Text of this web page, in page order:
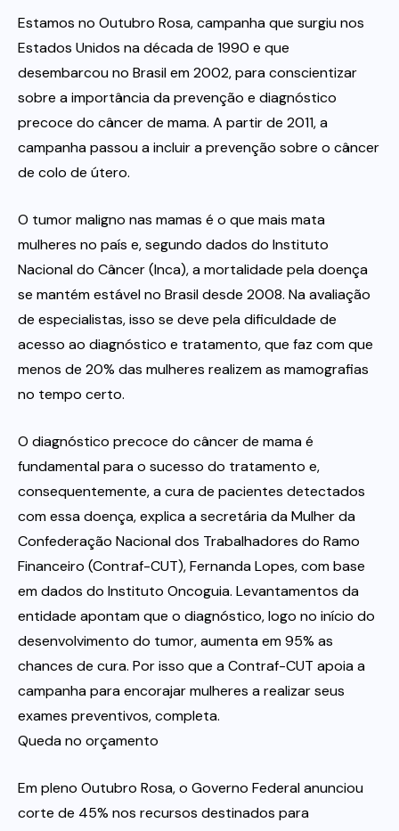
Itau
Financeiras e Cooperativas
Estamos no Outubro Rosa, campanha que surgiu nos
Estados Unidos na década de 1990 e que
desembarcou no Brasil em 2002, para conscientizar
sobre a importância da prevenção e diagnóstico
precoce do câncer de mama. A partir de 2011, a
campanha passou a incluir a prevenção sobre o câncer
de colo de útero.
O tumor maligno nas mamas é o que mais mata
mulheres no país e, segundo dados do Instituto
Nacional do Câncer (Inca), a mortalidade pela doença
se mantém estável no Brasil desde 2008. Na avaliação
de especialistas, isso se deve pela dificuldade de
acesso ao diagnóstico e tratamento, que faz com que
menos de 20% das mulheres realizem as mamografias
no tempo certo.
O diagnóstico precoce do câncer de mama é
fundamental para o sucesso do tratamento e,
consequentemente, a cura de pacientes detectados
com essa doença, explica a secretária da Mulher da
Confederação Nacional dos Trabalhadores do Ramo
Financeiro (Contraf-CUT), Fernanda Lopes, com base
em dados do Instituto Oncoguia. Levantamentos da
entidade apontam que o diagnóstico, logo no início do
desenvolvimento do tumor, aumenta em 95% as
chances de cura. Por isso que a Contraf-CUT apoia a
campanha para encorajar mulheres a realizar seus
exames preventivos, completa.
Queda no orçamento
Em pleno Outubro Rosa, o Governo Federal anunciou
corte de 45% nos recursos destinados para